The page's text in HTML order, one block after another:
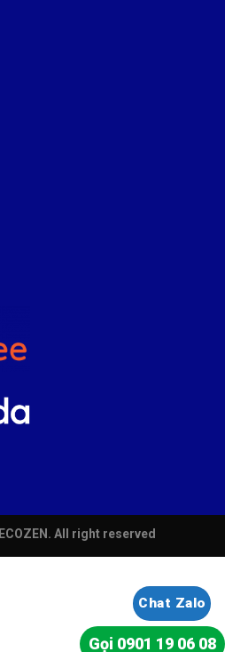
ECOZEN. All right reserved
Chat Zalo
Gọi 0901 19 06 08